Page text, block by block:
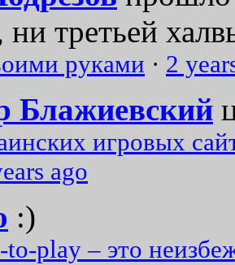
третьей
руками · 2
Блажиевский
игровых
ago
:)
play – это